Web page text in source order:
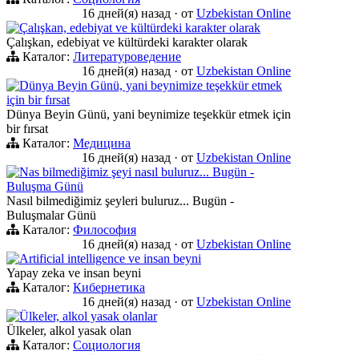
16 дней(я) назад · от Uzbekistan Online
Çalışkan, edebiyat ve kültürdeki karakter olarak
Çalışkan, edebiyat ve kültürdeki karakter olarak
Каталог: Литературоведение
16 дней(я) назад · от Uzbekistan Online
Dünya Beyin Günü, yani beynimize teşekkür etmek
için bir fırsat
Dünya Beyin Günü, yani beynimize teşekkür etmek için
bir fırsat
Каталог: Медицина
16 дней(я) назад · от Uzbekistan Online
Nas bilmediğimiz şeyi nasıl buluruz... Bugün -
Buluşma Günü
Nasıl bilmediğimiz şeyleri buluruz... Bugün -
Buluşmalar Günü
Каталог: Философия
16 дней(я) назад · от Uzbekistan Online
Artificial intelligence ve insan beyni
Yapay zeka ve insan beyni
Каталог: Кибернетика
16 дней(я) назад · от Uzbekistan Online
Ülkeler, alkol yasak olanlar
Ülkeler, alkol yasak olan
Каталог: Социология